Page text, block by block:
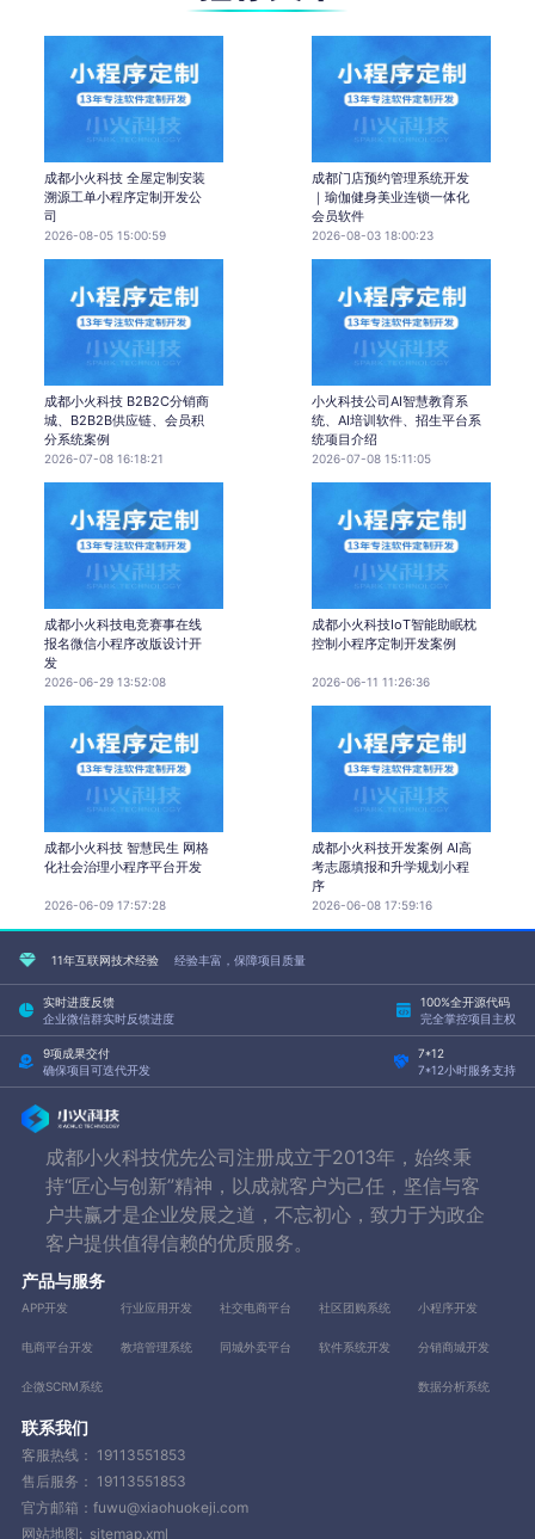
成都小火科技 全屋定制安装
溯源工单小程序定制开发公
司
2026-08-05 15:00:59
成都门店预约管理系统开发
｜瑜伽健身美业连锁一体化
会员软件
2026-08-03 18:00:23
成都小火科技 B2B2C分销商
城、B2B2B供应链、会员积
分系统案例
2026-07-08 16:18:21
小火科技公司AI智慧教育系
统、AI培训软件、招生平台系
统项目介绍
2026-07-08 15:11:05
成都小火科技电竞赛事在线
报名微信小程序改版设计开
发
2026-06-29 13:52:08
成都小火科技IoT智能助眠枕
控制小程序定制开发案例
2026-06-11 11:26:36
成都小火科技 智慧民生 网格
化社会治理小程序平台开发
2026-06-09 17:57:28
成都小火科技开发案例 AI高
考志愿填报和升学规划小程
序
2026-06-08 17:59:16
11年互联网技术经验 经验丰富，保障项目质量
实时进度反馈
企业微信群实时反馈进度
100%全开源代码
完全掌控项目主权
9项成果交付
确保项目可迭代开发
7*12
7*12小时服务支持
成都小火科技优先公司注册成立于2013年，始终秉
持“匠心与创新”精神，以成就客户为己任，坚信与客
户共赢才是企业发展之道，不忘初心，致力于为政企
客户提供值得信赖的优质服务。
产品与服务
APP开发 行业应用开发 社交电商平台 社区团购系统 小程序开发
电商平台开发 教培管理系统 同城外卖平台 软件系统开发 分销商城开发
企微SCRM系统 数据分析系统
联系我们
客服热线： 19113551853
售后服务： 19113551853
官方邮箱：fuwu@xiaohuokeji.com
网站地图: sitemap.xml